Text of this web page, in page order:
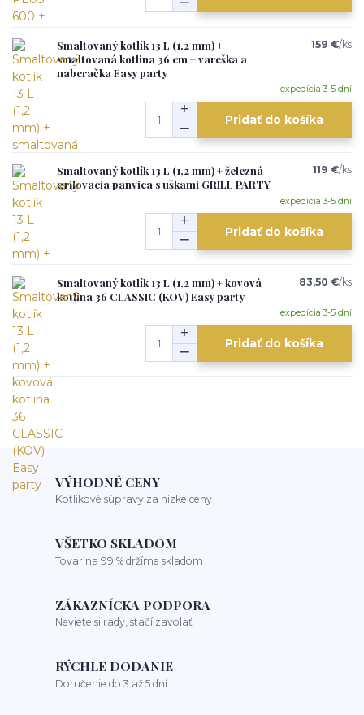
Smaltovaný kotlík 13 L (1,2 mm) +
smaltovaná kotlina 36 cm + vareška a
naberačka Easy party
159 €/ks
expedícia 3-5 dní
Pridať do košíka
Smaltovaný kotlík 13 L (1,2 mm) + železná
grilovacia panvica s uškami GRILL PARTY
119 €/ks
expedícia 3-5 dní
Pridať do košíka
Smaltovaný kotlík 13 L (1,2 mm) + kovová
kotlina 36 CLASSIC (KOV) Easy party
83,50 €/ks
expedícia 3-5 dní
Pridať do košíka
VÝHODNÉ CENY
Kotlíkové súpravy za nízke ceny
VŠETKO SKLADOM
Tovar na 99 % držíme skladom
ZÁKAZNÍCKA PODPORA
Neviete si rady, stačí zavolať
RÝCHLE DODANIE
Doručenie do 3 až 5 dní